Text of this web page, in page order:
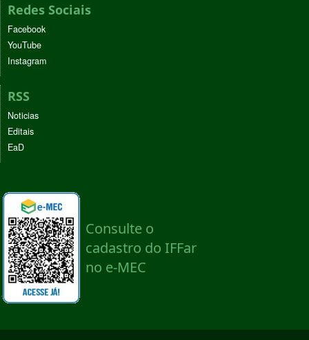
Redes Sociais
Facebook
YouTube
Instagram
RSS
Noticias
Editais
EaD